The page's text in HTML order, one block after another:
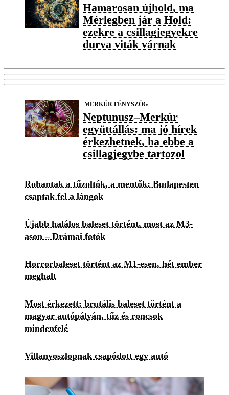
Hamarosan újhold, ma
Mérlegben jár a Hold:
ezekre a csillagjegyekre
durva viták várnak
MERKÚR FÉNYSZÖG
Neptunusz–Merkúr
együttállás: ma jó hírek
érkezhetnek, ha ebbe a
csillagjegybe tartozol
Rohantak a tűzoltók, a mentők: Budapesten
csaptak fel a lángok
Újabb halálos baleset történt, most az M3-
ason – Drámai fotók
Horrorbaleset történt az M1-esen, hét ember
meghalt
Most érkezett: brutális baleset történt a
magyar autópályán, tűz és roncsok
mindenfelé
Villanyoszlopnak csapódott egy autó